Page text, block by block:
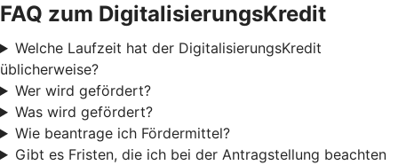
FAQ zum DigitalisierungsKredit
Welche Laufzeit hat der DigitalisierungsKredit
üblicherweise?
Wer wird gefördert?
Was wird gefördert?
Wie beantrage ich Fördermittel?
Gibt es Fristen, die ich bei der Antragstellung beachten